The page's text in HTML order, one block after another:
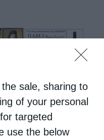
sale, sharing to
of your personal
targeted
use the below